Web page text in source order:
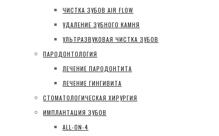
ЧИСТКА ЗУБОВ AIR FLOW
УДАЛЕНИЕ ЗУБНОГО КАМНЯ
УЛЬТРАЗВУКОВАЯ ЧИСТКА ЗУБОВ
ПАРОДОНТОЛОГИЯ
ЛЕЧЕНИЕ ПАРОДОНТИТА
ЛЕЧЕНИЕ ГИНГИВИТА
СТОМАТОЛОГИЧЕСКАЯ ХИРУРГИЯ
ИМПЛАНТАЦИЯ ЗУБОВ
ALL-ON-4